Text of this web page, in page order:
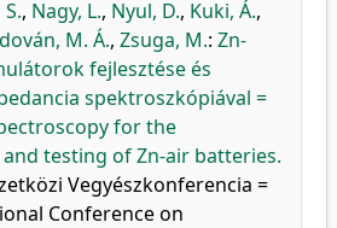
, Nagy, L., Nyul, D., Kuki, Á.,
M. Á., Zsuga, M.: Zn-
fejlesztése és
spektroszkópiával =
for the
testing of Zn-air batteries.
Vegyészkonferencia =
Conference on